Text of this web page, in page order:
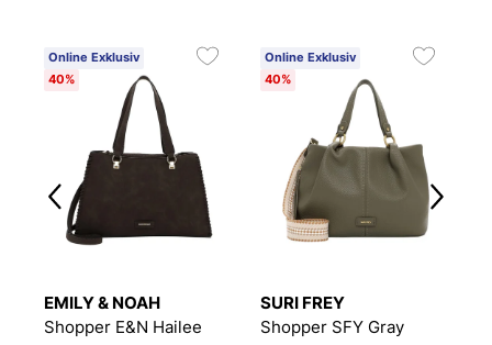
Online Exklusiv
40%
EMILY & NOAH
Shopper E&N Hailee
Online Exklusiv
40%
SURI FREY
Shopper SFY Gray